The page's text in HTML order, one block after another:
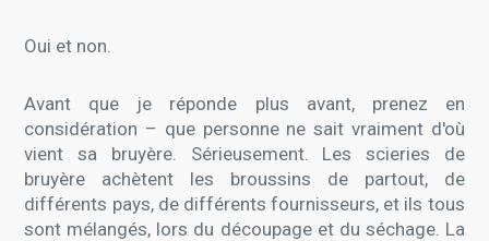
Oui et non.
Avant que je réponde plus avant, prenez en
considération – que personne ne sait vraiment d'où
vient sa bruyère. Sérieusement. Les scieries de
bruyère achètent les broussins de partout, de
différents pays, de différents fournisseurs, et ils tous
sont mélangés, lors du découpage et du séchage. La